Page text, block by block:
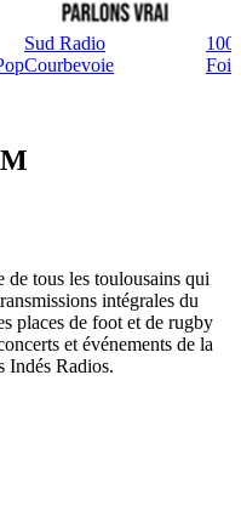
Sud Radio
Courbevoie
tous les toulousains qui
intégrales du
places de foot et de rugby
et événements de la
Indés Radios.